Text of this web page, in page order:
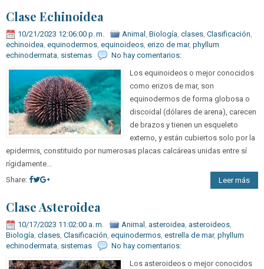
Clase Echinoidea
10/21/2023 12:06:00 p. m. Animal , Biología, clases, Clasificación,
echinoidea, equinodermos, equinoideos, erizo de mar, phyllum
echinodermata, sistemas
No hay comentarios:
Los equinoideos o mejor conocidos
como erizos de mar, son
equinodermos de forma globosa o
discoidal (dólares de arena), carecen
de brazos y tienen un esqueleto
externo, y están cubiertos solo por la
epidermis, constituido por numerosas placas calcáreas unidas entre sí
rígidamente...
Share:
Leer más
Clase Asteroidea
10/17/2023 11:02:00 a. m. Animal , asteroidea, asteroideos,
Biología, clases, Clasificación, equinodermos, estrella de mar, phyllum
echinodermata, sistemas
No hay comentarios:
Los asteroideos o mejor conocidos